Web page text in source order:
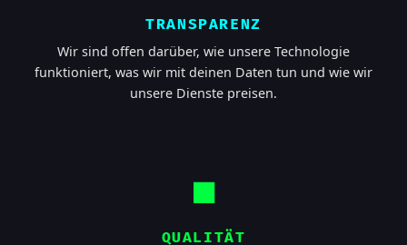
TRANSPARENZ
Wir sind offen darüber, wie unsere Technologie
funktioniert, was wir mit deinen Daten tun und wie wir
unsere Dienste preisen.
■
QUALITÄT